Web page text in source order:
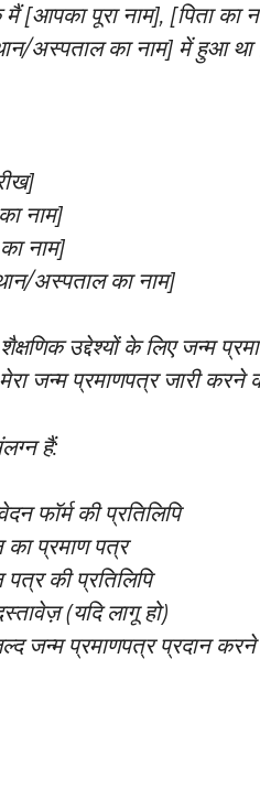
[आपका पूरा नाम], [पिता का
अस्पताल का नाम] में हुआ
नाम]
नाम]
अस्पताल का नाम]
उद्देश्यों के लिए जन्म
जन्म प्रमाणपत्र जारी करने
हैं:
फॉर्म की प्रतिलिपि
प्रमाण पत्र
की प्रतिलिपि
(यदि लागू हो)
जन्म प्रमाणपत्र प्रदान